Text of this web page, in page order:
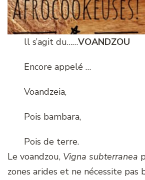
ll s’agit du……VOANDZOU
Encore appelé …
Voandzeia,
Pois bambara,
Pois de terre.
Le voandzou, Vigna subterranea
zones arides et ne nécessite pas